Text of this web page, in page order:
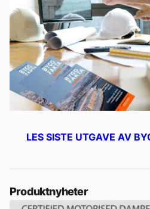
LES SISTE UTGAVE AV
Produktnyheter